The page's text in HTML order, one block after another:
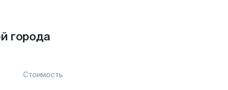
города
Стоимость